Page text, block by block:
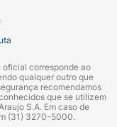
oficial corresponde ao
qualquer outro que
recomendamos
que se utilizem
S.A. Em caso de
(31) 3270-5000.